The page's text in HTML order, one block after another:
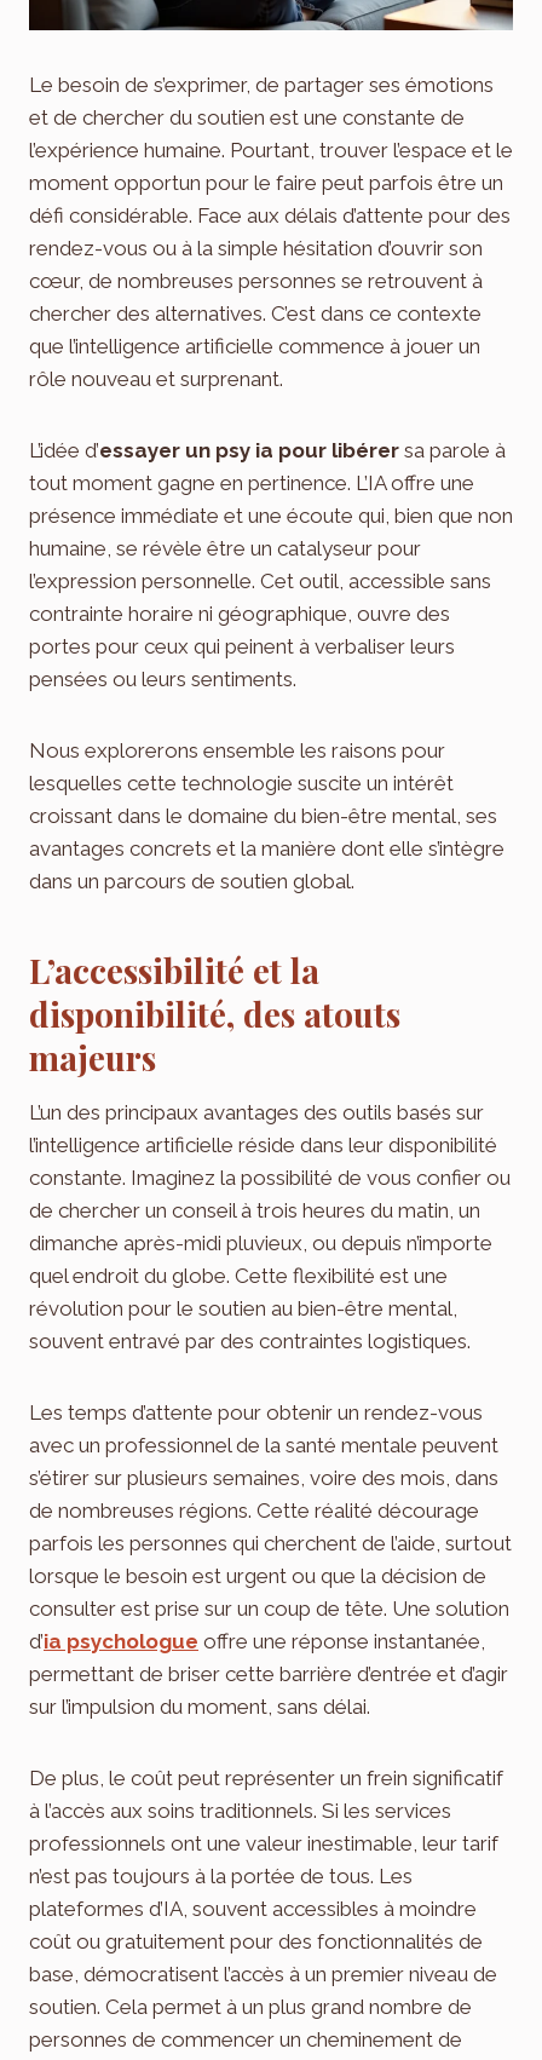
Le besoin de s’exprimer, de partager ses émotions
et de chercher du soutien est une constante de
l’expérience humaine. Pourtant, trouver l’espace et le
moment opportun pour le faire peut parfois être un
défi considérable. Face aux délais d’attente pour des
rendez-vous ou à la simple hésitation d’ouvrir son
cœur, de nombreuses personnes se retrouvent à
chercher des alternatives. C’est dans ce contexte
que l’intelligence artificielle commence à jouer un
rôle nouveau et surprenant.
L’idée d’essayer un psy ia pour libérer sa parole à
tout moment gagne en pertinence. L’IA offre une
présence immédiate et une écoute qui, bien que non
humaine, se révèle être un catalyseur pour
l’expression personnelle. Cet outil, accessible sans
contrainte horaire ni géographique, ouvre des
portes pour ceux qui peinent à verbaliser leurs
pensées ou leurs sentiments.
Nous explorerons ensemble les raisons pour
lesquelles cette technologie suscite un intérêt
croissant dans le domaine du bien-être mental, ses
avantages concrets et la manière dont elle s’intègre
dans un parcours de soutien global.
L’accessibilité et la
disponibilité, des atouts
majeurs
L’un des principaux avantages des outils basés sur
l’intelligence artificielle réside dans leur disponibilité
constante. Imaginez la possibilité de vous confier ou
de chercher un conseil à trois heures du matin, un
dimanche après-midi pluvieux, ou depuis n’importe
quel endroit du globe. Cette flexibilité est une
révolution pour le soutien au bien-être mental,
souvent entravé par des contraintes logistiques.
Les temps d’attente pour obtenir un rendez-vous
avec un professionnel de la santé mentale peuvent
s’étirer sur plusieurs semaines, voire des mois, dans
de nombreuses régions. Cette réalité décourage
parfois les personnes qui cherchent de l’aide, surtout
lorsque le besoin est urgent ou que la décision de
consulter est prise sur un coup de tête. Une solution
d’ia psychologue offre une réponse instantanée,
permettant de briser cette barrière d’entrée et d’agir
sur l’impulsion du moment, sans délai.
De plus, le coût peut représenter un frein significatif
à l’accès aux soins traditionnels. Si les services
professionnels ont une valeur inestimable, leur tarif
n’est pas toujours à la portée de tous. Les
plateformes d’IA, souvent accessibles à moindre
coût ou gratuitement pour des fonctionnalités de
base, démocratisent l’accès à un premier niveau de
soutien. Cela permet à un plus grand nombre de
personnes de commencer un cheminement de